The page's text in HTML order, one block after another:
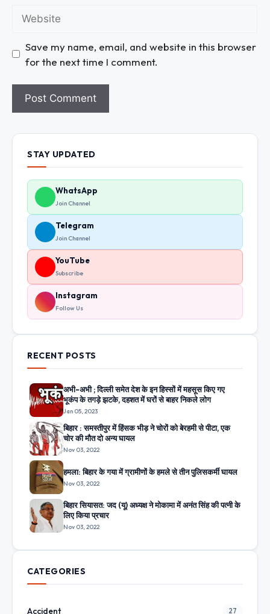
Save my name, email, and website in this browser
for the next time I comment.
STAY UPDATED
WhatsApp
Join Channel
Telegram
Join Channel
YouTube
Subscribe
Instagram
Follow Us
RECENT POSTS
अभी-अभी ; दिल्ली समेत देश के इन हिस्सों में महसूस किए गए
भूकंप के तगड़े झटके, दहशत में घरों से बाहर निकले लोग
Jan 05, 2023
बिहार : समस्तीपुर में हिंसक भीड़ ने चोरों को बेरहमी से पीटा, एक
चोर की मौत दो अन्य घायल
Nov 03, 2022
हमला: बिहार के गया में ग्रामीणों के हमले से तीन पुलिसकर्मी घायल
Nov 03, 2022
बिहार सियासत: जद (यू) अध्यक्ष ने मोकामा में अनंत सिंह की पत्नी के
लिए किया प्रचार
Nov 03, 2022
CATEGORIES
Accident 27